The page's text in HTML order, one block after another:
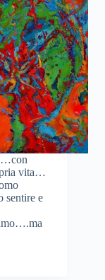
…con
vita…
sentire e